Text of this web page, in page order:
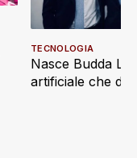
Nasce Budda
artificiale che
TECNOLOGIA